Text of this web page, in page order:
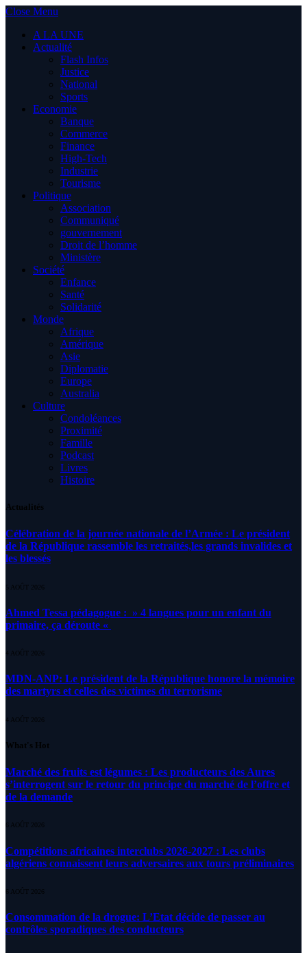
Close Menu
A LA UNE
Actualité
Flash Infos
Justice
National
Sports
Economie
Banque
Commerce
Finance
High-Tech
Industrie
Tourisme
Politique
Association
Communiqué
gouvernement
Droit de l’homme
Ministère
Société
Enfance
Santé
Solidarité
Monde
Afrique
Amérique
Asie
Diplomatie
Europe
Australia
Culture
Condoléances
Proximité
Famille
Podcast
Livres
Histoire
Actualités
Célébration de la journée nationale de l’Armée : Le président
de la République rassemble les retraités,les grands invalides et
les blessés
5 AOÛT 2026
Ahmed Tessa pédagogue : » 4 langues pour un enfant du
primaire, ça déroute «
4 AOÛT 2026
MDN-ANP: Le président de la République honore la mémoire
des martyrs et celles des victimes du terrorisme
4 AOÛT 2026
What's Hot
Marché des fruits est légumes : Les producteurs des Aures
s’interrogent sur le retour du principe du marché de l’offre et
de la demande
6 AOÛT 2026
Compétitions africaines interclubs 2026-2027 : Les clubs
algériens connaissent leurs adversaires aux tours préliminaires
6 AOÛT 2026
Consommation de la drogue: L’Etat décide de passer au
contrôles sporadiques des conducteurs